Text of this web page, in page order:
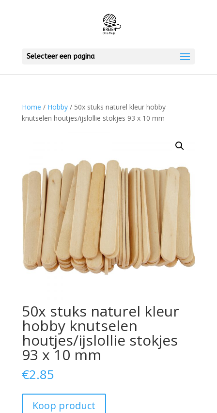
Selecteer een pagina
Home / Hobby/ 50x stuks naturel kleur hobby
knutselen houtjes/ijslollie stokjes 93 x 10 mm
50x stuks naturel kleur
hobby knutselen
houtjes/ijslollie stokjes
93 x 10 mm
€2.85
Koop product